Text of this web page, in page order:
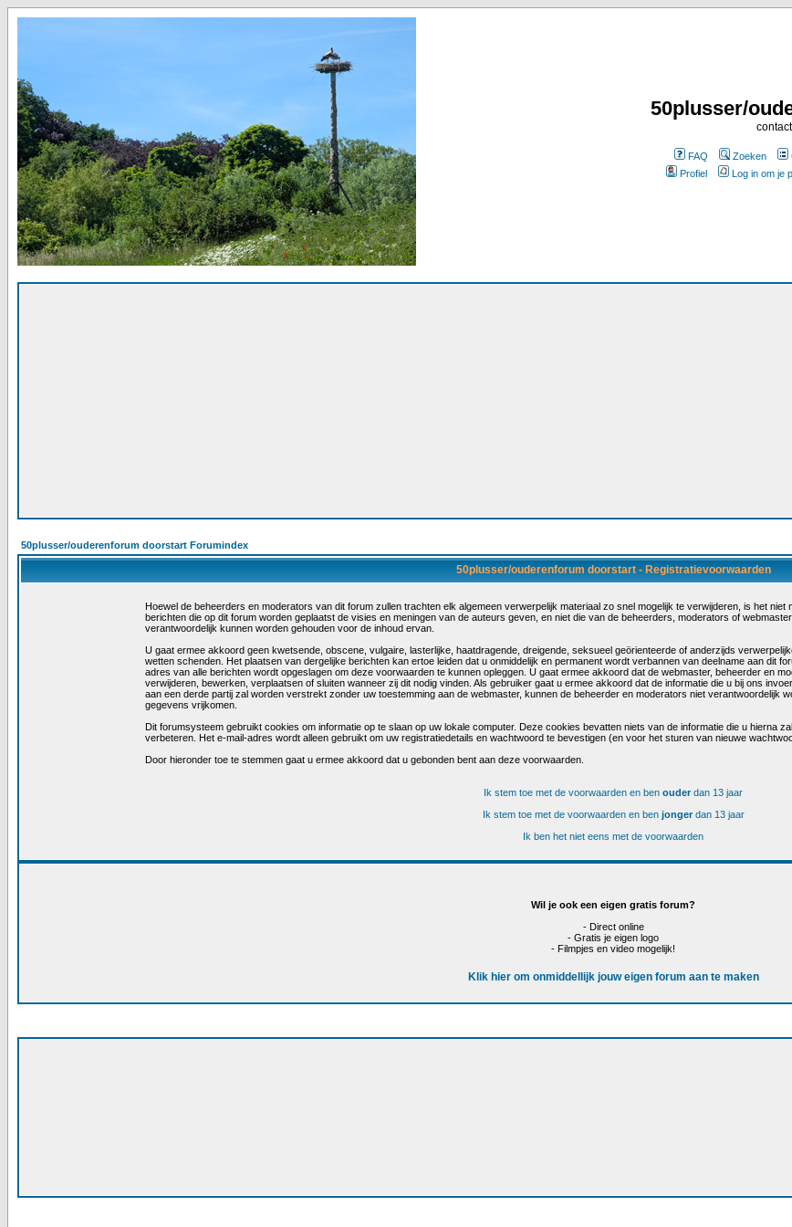
50plusser/
FAQ Zoeken
Profiel
Log in om je
50plusser/ouderenforum doorstart Forumindex
50plusser/ouderenforum doorstart - Registratievoorwaarden
Hoewel de beheerders en moderators van dit forum zullen trachten elk algemeen verwerpelijk materiaal zo snel mogelijk te verwijderen, is het
berichten die op dit forum worden geplaatst de visies en meningen van de auteurs geven, en niet die van de beheerders, moderators of
verantwoordelijk kunnen worden gehouden voor de inhoud ervan.
U gaat ermee akkoord geen kwetsende, obscene, vulgaire, lasterlijke, haatdragende, dreigende, seksueel geörienteerde of anderzijds
wetten schenden. Het plaatsen van dergelijke berichten kan ertoe leiden dat u onmiddelijk en permanent wordt verbannen van deelname aan dit
adres van alle berichten wordt opgeslagen om deze voorwaarden te kunnen opleggen. U gaat ermee akkoord dat de webmaster, beheerder en
verwijderen, bewerken, verplaatsen of sluiten wanneer zij dit nodig vinden. Als gebruiker gaat u ermee akkoord dat de informatie die u bij ons
aan een derde partij zal worden verstrekt zonder uw toestemming aan de webmaster, kunnen de beheerder en moderators niet verantwoordelijk
gegevens vrijkomen.
Dit forumsysteem gebruikt cookies om informatie op te slaan op uw lokale computer. Deze cookies bevatten niets van de informatie die u hierna
verbeteren. Het e-mail-adres wordt alleen gebruikt om uw registratiedetails en wachtwoord te bevestigen (en voor het sturen van nieuwe
Door hieronder toe te stemmen gaat u ermee akkoord dat u gebonden bent aan deze voorwaarden.
Ik stem toe met de voorwaarden en ben ouderdan 13 jaar
Ik stem toe met de voorwaarden en ben jongerdan 13 jaar
Ik ben het niet eens met de voorwaarden
Wil je ook een eigen gratis forum?
- Direct online
- Gratis je eigen logo
- Filmpjes en video mogelijk!
Klik hier om onmiddellijk jouw eigen forum aan te maken